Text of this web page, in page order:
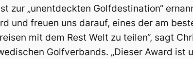
zur „unentdeckten Golfdestination“
und freuen uns darauf, eines der am
mit dem Rest Welt zu teilen“, sagt
Golfverbands. „Dieser Award ist